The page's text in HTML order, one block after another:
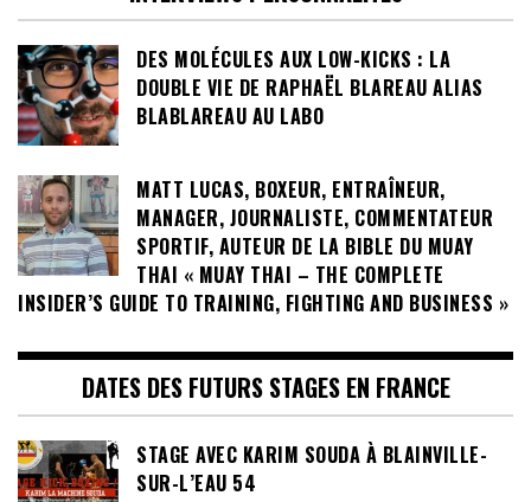
DES MOLÉCULES AUX LOW-KICKS : LA
DOUBLE VIE DE RAPHAËL BLAREAU ALIAS
BLABLAREAU AU LABO
MATT LUCAS, BOXEUR, ENTRAÎNEUR,
MANAGER, JOURNALISTE, COMMENTATEUR
SPORTIF, AUTEUR DE LA BIBLE DU MUAY
THAI « MUAY THAI – THE COMPLETE
INSIDER’S GUIDE TO TRAINING, FIGHTING AND BUSINESS »
DATES DES FUTURS STAGES EN FRANCE
STAGE AVEC KARIM SOUDA À BLAINVILLE-
SUR-L’EAU 54